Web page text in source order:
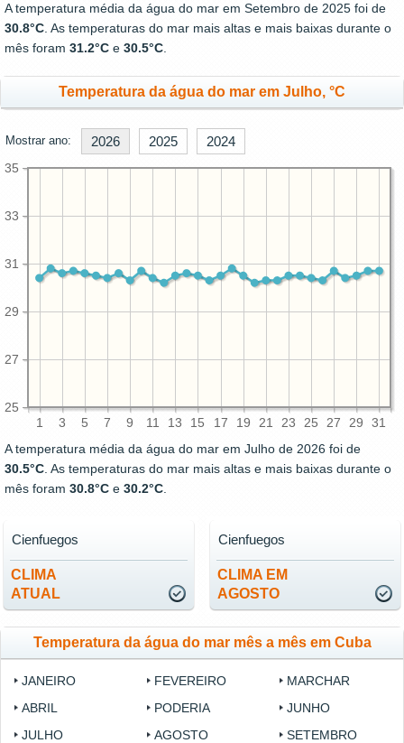
A temperatura média da água do mar em Setembro de 2025 foi de
30.8°C . As temperaturas do mar mais altas e mais baixas durante o
mês foram 31.2°C e 30.5°C
Temperatura da água do mar em Julho, °C
Mostrar ano: 2026 2025 2024
1 3 5 7 9 11 13 15 17 19 21 23 25 27 29 31
25
27
29
31
33
35
A temperatura média da água do mar em Julho de 2026 foi de
30.5°C . As temperaturas do mar mais altas e mais baixas durante o
mês foram 30.8°C e 30.2°C
CLIMA
ATUAL
Cienfuegos
CLIMA EM
AGOSTO
Cienfuegos
Temperatura da água do mar mês a mês em Cuba
JANEIRO FEVEREIRO
MARCHAR
ABRIL
PODERIA
JUNHO
JULHO
AGOSTO SETEMBRO